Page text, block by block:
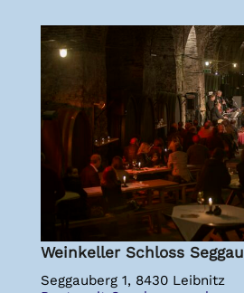
Weinkeller Schloss Seggau
Seggauberg 1, 8430 Leibnitz